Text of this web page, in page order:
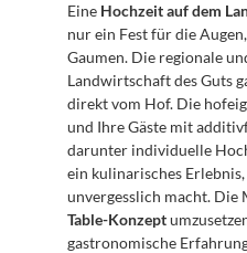
Eine Hochzeit auf dem
nur ein Fest für die
Gaumen. Die regionale
Landwirtschaft des Guts
direkt vom Hof. Die
und Ihre Gäste mit
darunter individuelle
ein kulinarisches
unvergesslich macht. Die
Table-Konzept
gastronomische